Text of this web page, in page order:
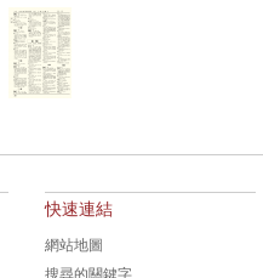
快速連結
網站地圖
搜尋的關鍵字